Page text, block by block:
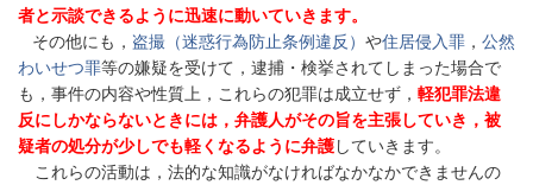
者と示談できるように迅速に動いていきます。
その他にも， 盗撮（迷惑行為防止条例違反） や住居侵入罪 ， 公然
わいせつ罪等の嫌疑を受けて，逮捕・検挙されてしまった場合で
も，事件の内容や性質上，これらの犯罪は成立せず， 軽犯罪法違
反にしかならないときには，弁護人がその旨を主張していき，被
疑者の処分が少しでも軽くなるように弁護していきます。
これらの活動は，法的な知識がなければなかなかできませんの